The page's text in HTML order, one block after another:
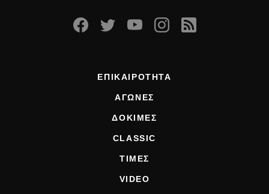
ΕΠΙΚΑΙΡΟΤΗΤΑ
ΑΓΩΝΕΣ
ΔΟΚΙΜΕΣ
CLASSIC
ΤΙΜΕΣ
VIDEO